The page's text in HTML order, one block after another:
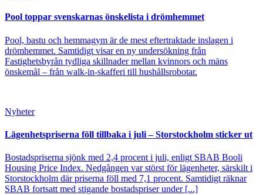
Pool toppar svenskarnas önskelista i drömhemmet
Pool, bastu och hemmagym är de mest eftertraktade inslagen i
drömhemmet. Samtidigt visar en ny undersökning från
Fastighetsbyrån tydliga skillnader mellan kvinnors och mäns
önskemål – från walk-in-skafferi till hushållsrobotar.
Nyheter
Lägenhetspriserna föll tillbaka i juli – Storstockholm sticker ut
Bostadspriserna sjönk med 2,4 procent i juli, enligt SBAB Booli
Housing Price Index. Nedgången var störst för lägenheter, särskilt i
Storstockholm där priserna föll med 7,1 procent. Samtidigt räknar
SBAB fortsatt med stigande bostadspriser under [...]